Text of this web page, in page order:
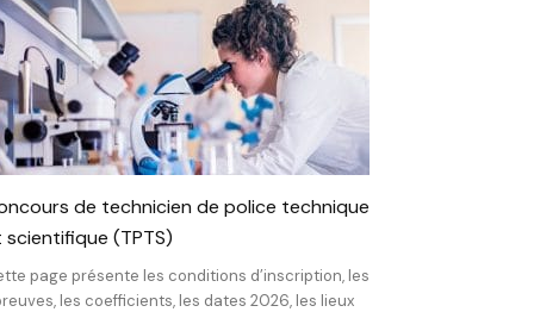
de technicien de police technique
scientifique (TPTS)
page présente les conditions d’inscription, les
les coefficients, les dates 2026, les lieux